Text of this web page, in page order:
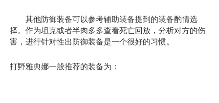
其他防御装备可以参考辅助装备提到的装备酌情选
择。作为坦克或者半肉多多查看死亡回放，分析对方的伤
害，进行针对性出防御装备是一个很好的习惯。
打野雅典娜一般推荐的装备为：